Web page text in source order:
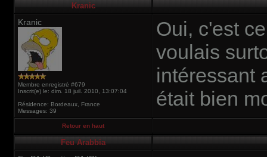
Kranic
Kranic
Membre enregistré #679
Inscrit(e) le: dim. 18 juil. 2010, 13:07:04
Résidence: Bordeaux, France
Messages: 39
Oui, c'est
voulais
intéressant
était bien
Retour en haut
Feu Arabbia